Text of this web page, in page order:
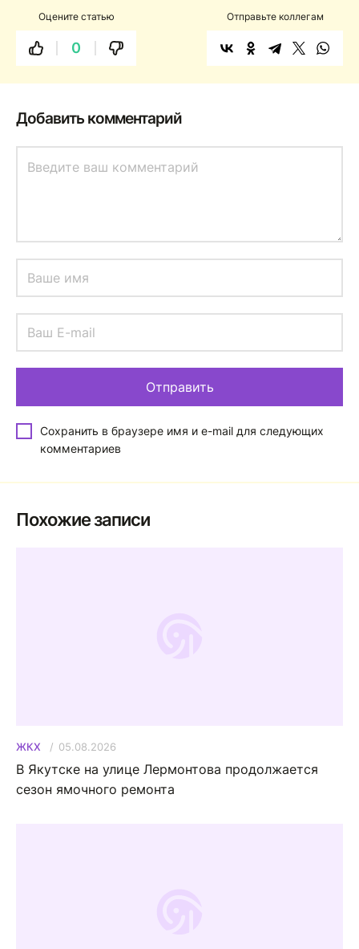
Оцените статью
0
Отправьте коллегам
Добавить комментарий
Сохранить в браузере имя и e-mail для следующих
комментариев
Похожие записи
ЖКХ 05.08.2026
В Якутске на улице Лермонтова продолжается
сезон ямочного ремонта